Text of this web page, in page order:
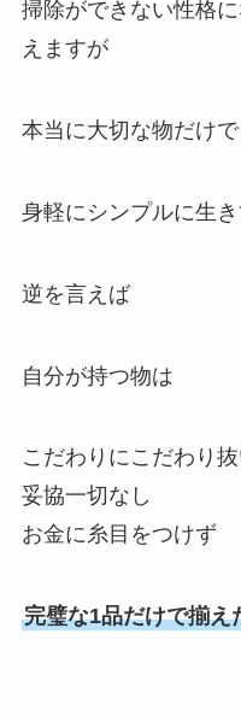
掃除ができない性格
えますが
本当に大切な物だけで
身軽にシンプルに生き
逆を言えば
自分が持つ物は
こだわりにこだわり
妥協一切なし
お金に糸目をつけず
完璧な1品だけで揃え